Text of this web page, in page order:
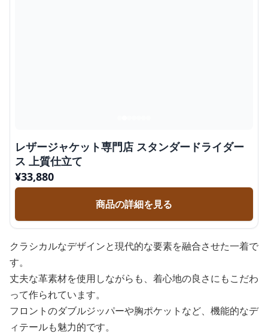
レザージャケット専門店 スタンダードライダー
ス 上質仕立て
¥33,880
商品の詳細を見る
クラシカルなデザインと現代的な要素を融合させた一着で
す。
丈夫な革素材を使用しながらも、着心地の良さにもこだわ
って作られています。
フロントのダブルジッパーや胸ポケットなど、機能的なデ
ィテールも魅力的です。